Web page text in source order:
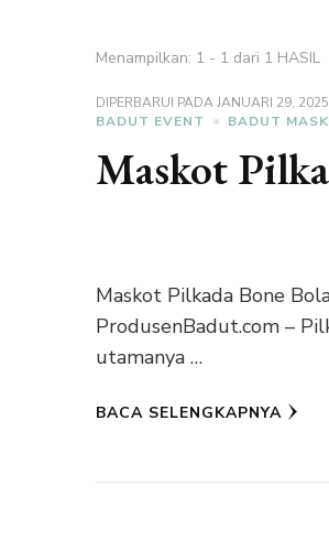
Menampilkan: 1 - 1 dari 1 HASIL
DIPERBARUI PADAJANUARI 29, 2025
BADUT EVENT
BADUT
Maskot
Maskot Pilkada Bone
ProdusenBadut.com –
utamanya …
BACA SELENGKAPNYA